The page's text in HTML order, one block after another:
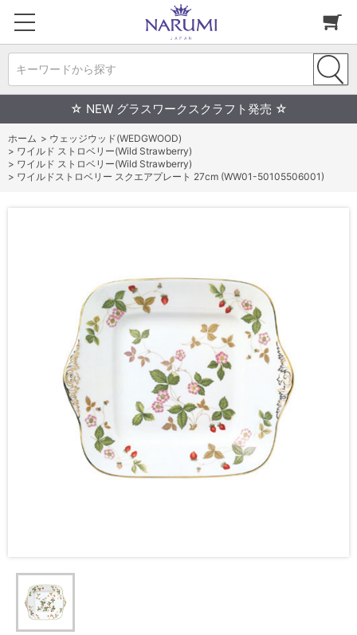
キーワードから探す
☆ NEW グラスワークスクラフト発売 ☆
ホーム > ウェッジウッド(WEDGWOOD)
> ワイルド ストロベリー(Wild Strawberry)
> ワイルド ストロベリー(Wild Strawberry)
> ワイルドストロベリー スクエアプレート 27cm (WW01-50105506001)